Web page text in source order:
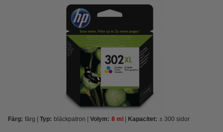
Färg: färg Typ: bläckpatron Volym: 8 ml Kapacitet: ± 300 sidor